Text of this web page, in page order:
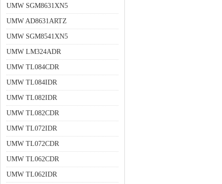
UMW SGM8631XN5
UMW AD8631ARTZ
UMW SGM8541XN5
UMW LM324ADR
UMW TL084CDR
UMW TL084IDR
UMW TL082IDR
UMW TL082CDR
UMW TL072IDR
UMW TL072CDR
UMW TL062CDR
UMW TL062IDR